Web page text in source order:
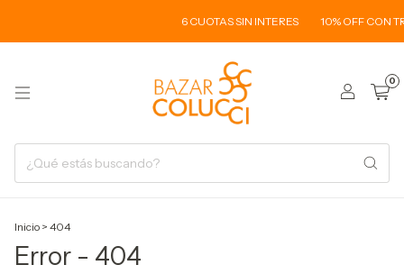
6 CUOTAS SIN INTERES 10% OFF CON
0
Inicio > 404
Error - 404